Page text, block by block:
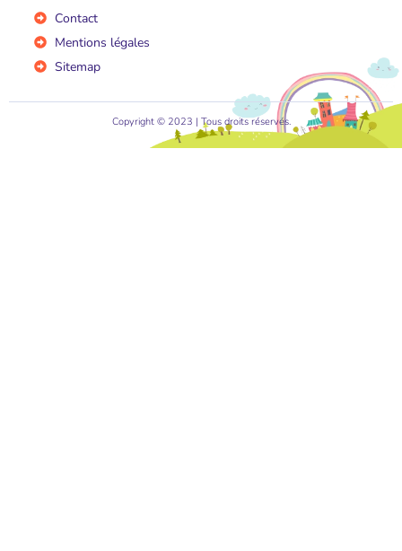
Contact
Mentions légales
Sitemap
Copyright © 2023 | Tous droits réservés.